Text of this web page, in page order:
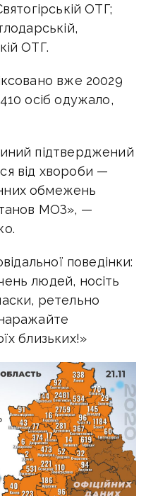
ОТГ;
ОТГ.
вже 20029
осіб одужало,
підтверджений
від хвороби —
обмежень
МОЗ», —
поведінки:
людей, носіть
ретельно
близьких!»